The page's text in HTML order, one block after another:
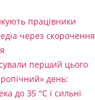
працівники
через скорочення
перший цього
день:
до 35 °C і сильні